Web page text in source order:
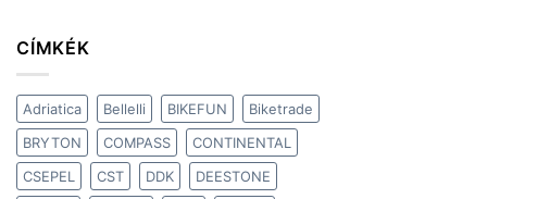
CÍMKÉK
Adriatica Bellelli BIKEFUN
Biketrade
BRYTON
COMPASS
CONTINENTAL
CSEPEL
CST DDK
DEESTONE